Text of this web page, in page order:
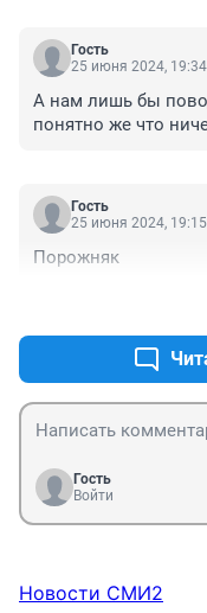
Гость
25 июня 2024, 19:34
А нам лишь бы
понятно же что
Гость
25 июня 2024, 19:15
Порожняк
Гость
Войти
Новости СМИ2